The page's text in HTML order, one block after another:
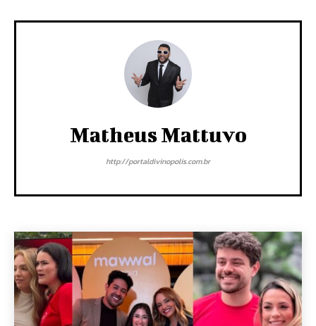
Matheus Mattuvo
http://portaldivinopolis.com.br